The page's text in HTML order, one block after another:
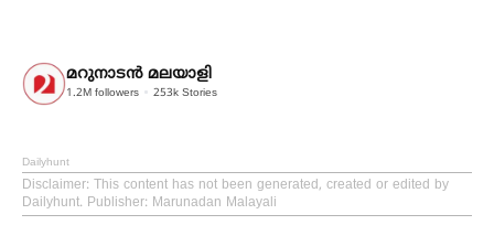
മറുനാടന്‍ മലയാളി
1.2M followers 253k Stories
Dailyhunt
Disclaimer: This content has not been generated, created or edited by
Dailyhunt. Publisher: Marunadan Malayali